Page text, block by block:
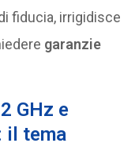
fiducia, irrigidisce
garanzie
GHz e
il tema